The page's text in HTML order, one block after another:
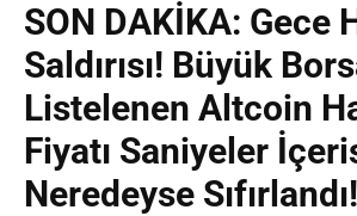
SON DAKİKA: Gece
Saldırısı! Büyük
Listelenen Altcoin
Fiyatı Saniyeler
Neredeyse Sıfırlandı!